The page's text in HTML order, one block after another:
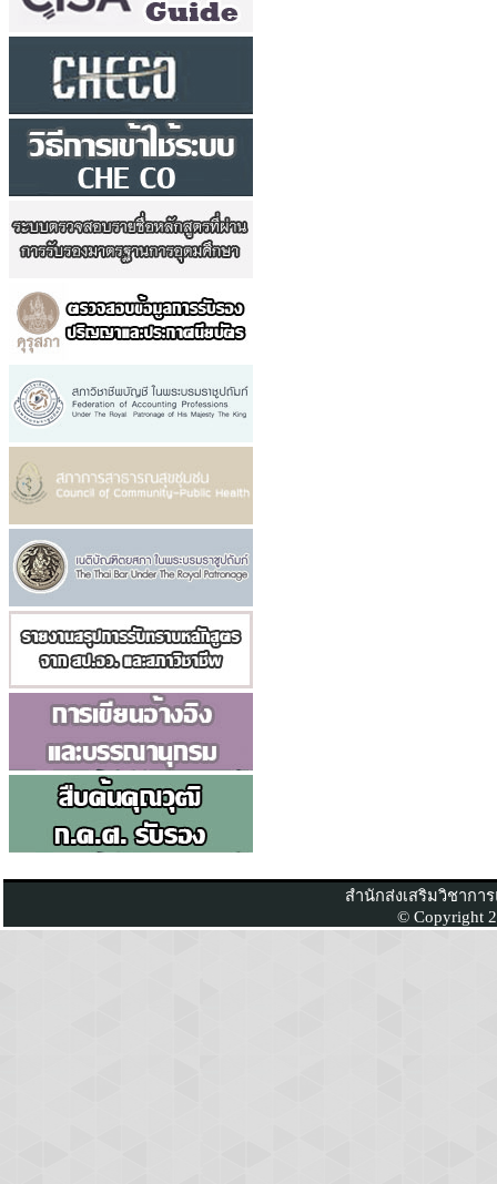
สำนักส่งเสริมวิชากา
© Copyright